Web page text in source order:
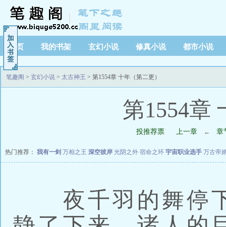
首页 我的书架 玄幻小说 修真小说 都市小说
笔趣阁 > 玄幻小说 > 太古神王 > 第1554章 十年（第二更）
第1554章
投推荐票 上一章 ← 章
热门推荐： 我有一剑 万相之王 深空彼岸 光阴之外 宿命之环 宇宙职业选手 万古帝
夜千羽的舞停下